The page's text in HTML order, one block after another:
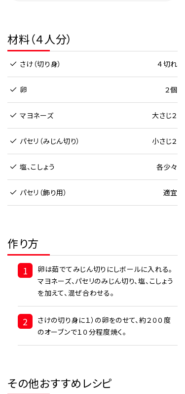
材料（４人分）
さけ（切り身） ４切れ
卵 ２個
マヨネーズ 大さじ２
パセリ（みじん切り） 小さじ２
塩、こしょう 各少々
パセリ（飾り用） 適宜
作り方
1
卵は茹でてみじん切りにしボールに入れる。
マヨネーズ、パセリのみじん切り、塩、こしょう
を加えて、混ぜ合わせる。
2
さけの切り身に１）の卵をのせて、約２００度
のオーブンで１０分程度焼く。
その他おすすめレシピ